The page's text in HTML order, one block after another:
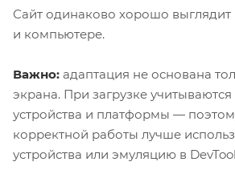
Сайт одинаково хорошо
и компьютере.
Важно: адаптация не основана
экрана. При загрузке
устройства и платформы —
корректной работы лучше
устройства или эмуляцию в